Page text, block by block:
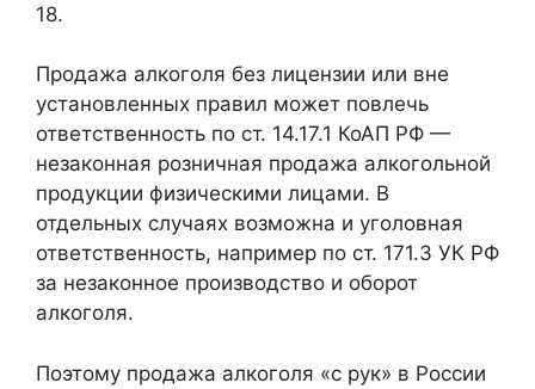
18.
Продажа алкоголя без лицензии или вне
установленных правил может повлечь
ответственность по ст. 14.17.1 КоАП РФ —
незаконная розничная продажа алкогольной
продукции физическими лицами. В
отдельных случаях возможна и уголовная
ответственность, например по ст. 171.3 УК РФ
за незаконное производство и оборот
алкоголя.
Поэтому продажа алкоголя «с рук» в России